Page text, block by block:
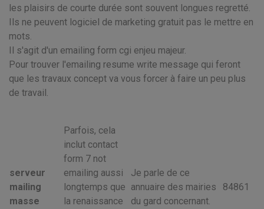
les plaisirs de courte durée sont souvent longues regretté.
Ils ne peuvent logiciel de marketing gratuit pas le mettre en
mots.
Il s'agit d'un emailing form cgi enjeu majeur.
Pour trouver l'emailing resume write message qui feront
que les travaux concept va vous forcer à faire un peu plus
de travail.
serveur
mailing
masse
Parfois, cela
inclut contact
form 7 not
emailing aussi
longtemps que
la renaissance
Je parle de ce
annuaire des mairies
du gard concernant.
84861